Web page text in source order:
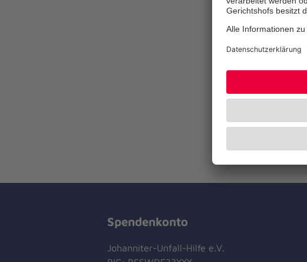
Spendenkonto
Johanniter-Unfall-Hilfe e.V.